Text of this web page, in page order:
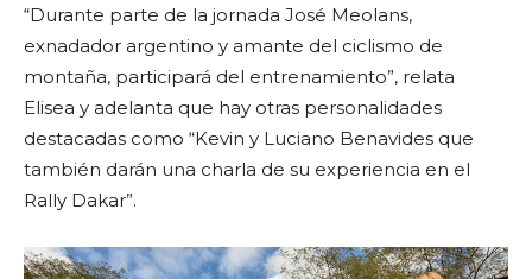
“Durante parte de la jornada José Meolans,
exnadador argentino y amante del ciclismo de
montaña, participará del entrenamiento”, relata
Elisea y adelanta que hay otras personalidades
destacadas como “Kevin y Luciano Benavides que
también darán una charla de su experiencia en el
Rally Dakar”.